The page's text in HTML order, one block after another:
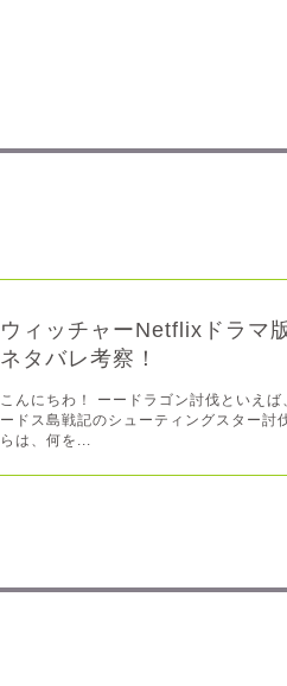
ウィッチャーNetflixドラマ
ネタバレ考察！
こんにちわ！ ーードラゴン討伐といえ
ードス島戦記のシューティングスター討
らは、何を...